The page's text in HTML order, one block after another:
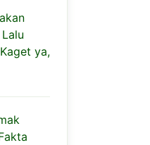
ya,